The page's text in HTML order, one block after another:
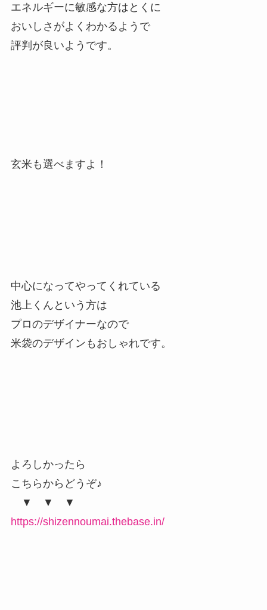
エネルギーに敏感な方はとくに
おいしさがよくわかるようで
評判が良いようです。
玄米も選べますよ！
中心になってやってくれている
池上くんという方は
プロのデザイナーなので
米袋のデザインもおしゃれです。
よろしかったら
こちらからどうぞ♪
▼ ▼ ▼
https://shizennoumai.thebase.in/